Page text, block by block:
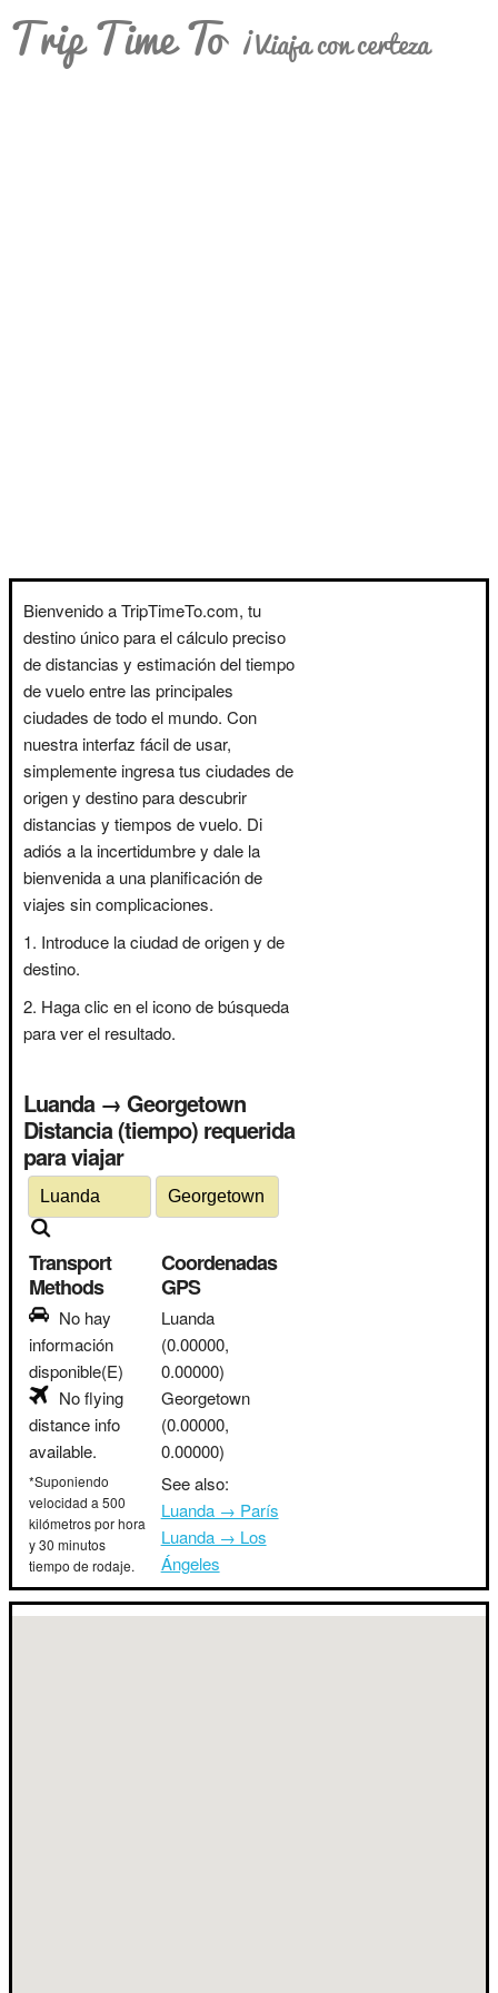
Trip Time To ¡Viaja con certeza
Bienvenido a TripTimeTo.com, tu
destino único para el cálculo preciso
de distancias y estimación del tiempo
de vuelo entre las principales
ciudades de todo el mundo. Con
nuestra interfaz fácil de usar,
simplemente ingresa tus ciudades de
origen y destino para descubrir
distancias y tiempos de vuelo. Di
adiós a la incertidumbre y dale la
bienvenida a una planificación de
viajes sin complicaciones.
Introduce la ciudad de origen y de
destino.
Haga clic en el icono de búsqueda
para ver el resultado.
Luanda → Georgetown
Distancia (tiempo) requerida
para viajar
Transport
Methods
No hay
información
disponible(E)
No flying
distance info
available.
*Suponiendo
velocidad a 500
kilómetros por hora
y 30 minutos
tiempo de rodaje.
Coordenadas
GPS
Luanda
(0.00000,
0.00000)
Georgetown
(0.00000,
0.00000)
See also:
Luanda → París
Luanda → Los
Ángeles